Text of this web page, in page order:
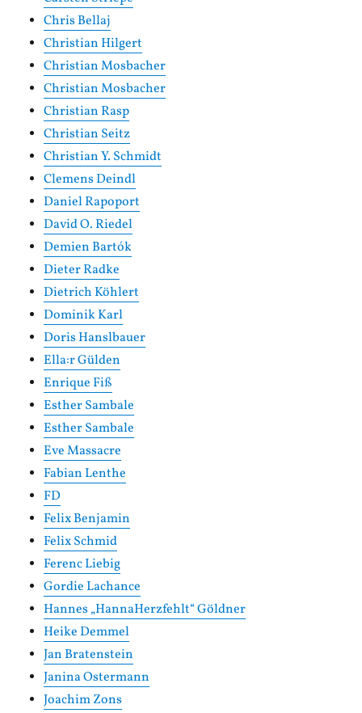
Chris Bellaj
Christian Hilgert
Christian Mosbacher
Christian Mosbacher
Christian Rasp
Christian Seitz
Christian Y. Schmidt
Clemens Deindl
Daniel Rapoport
David O. Riedel
Demien Bartók
Dieter Radke
Dietrich Köhlert
Dominik Karl
Doris Hanslbauer
Ella:r Gülden
Enrique Fiß
Esther Sambale
Esther Sambale
Eve Massacre
Fabian Lenthe
FD
Felix Benjamin
Felix Schmid
Ferenc Liebig
Gordie Lachance
Hannes „HannaHerzfehlt“ Göldner
Heike Demmel
Jan Bratenstein
Janina Ostermann
Joachim Zons